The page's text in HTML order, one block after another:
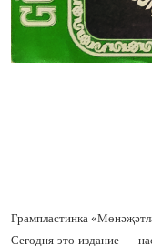
Грампластинка
Сегодня это издание —